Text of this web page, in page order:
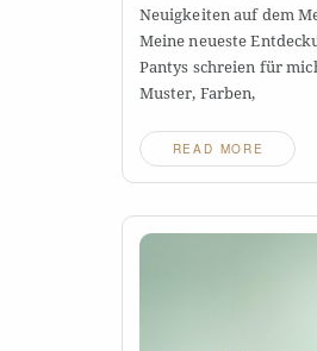
Neuigkeiten auf dem
Meine neueste
Pantys schreien für
Muster, Farben,
READ MORE